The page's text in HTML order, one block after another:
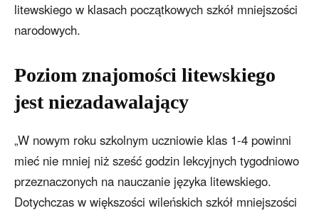
litewskiego w klasach początkowych szkół mniejszości
narodowych.
Poziom znajomości litewskiego
jest niezadawalający
„W nowym roku szkolnym uczniowie klas 1-4 powinni
mieć nie mniej niż sześć godzin lekcyjnych tygodniowo
przeznaczonych na nauczanie języka litewskiego.
Dotychczas w większości wileńskich szkół mniejszości